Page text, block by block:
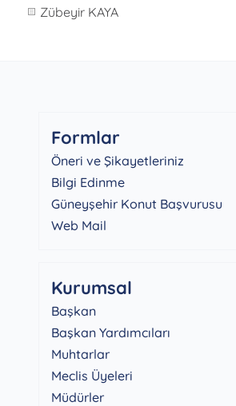
Zübeyir KAYA
Formlar
Öneri ve Şikayetleriniz
Bilgi Edinme
Güneyşehir Konut Başvurusu
Web Mail
Kurumsal
Başkan
Başkan Yardımcıları
Muhtarlar
Meclis Üyeleri
Müdürler